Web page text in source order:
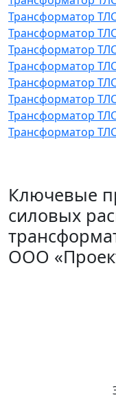
Трансформатор
Трансформатор
Трансформатор
Трансформатор
Трансформатор
Трансформатор
Трансформатор
Трансформатор
Ключевые
силовых
ООО